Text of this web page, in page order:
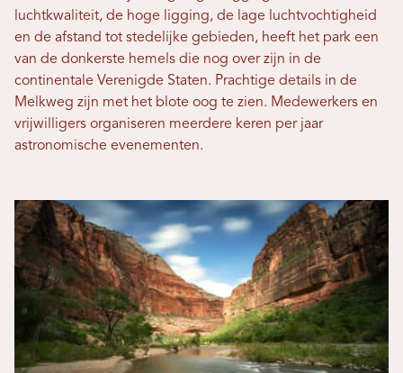
luchtkwaliteit, de hoge ligging, de lage luchtvochtigheid
en de afstand tot stedelijke gebieden, heeft het park een
van de donkerste hemels die nog over zijn in de
continentale Verenigde Staten. Prachtige details in de
Melkweg zijn met het blote oog te zien. Medewerkers en
vrijwilligers organiseren meerdere keren per jaar
astronomische evenementen.